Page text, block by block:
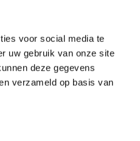
voor social media te
uw gebruik van onze site
deze gegevens
verzameld op basis van